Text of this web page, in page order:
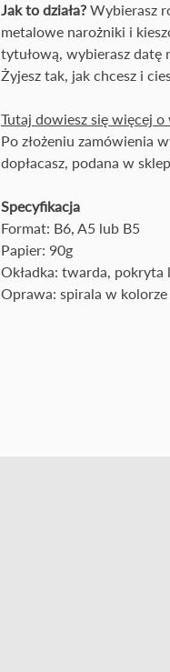
Jak to działa? Wybierasz
metalowe narożniki i
tytułową, wybierasz datę
Żyjesz tak, jak chcesz i
Tutaj dowiesz się więcej
Po złożeniu zamówienia
dopłacasz, podana w
Specyfikacja
Format: B6, A5 lub B5
Papier: 90g
Okładka: twarda,
Oprawa: spirala w